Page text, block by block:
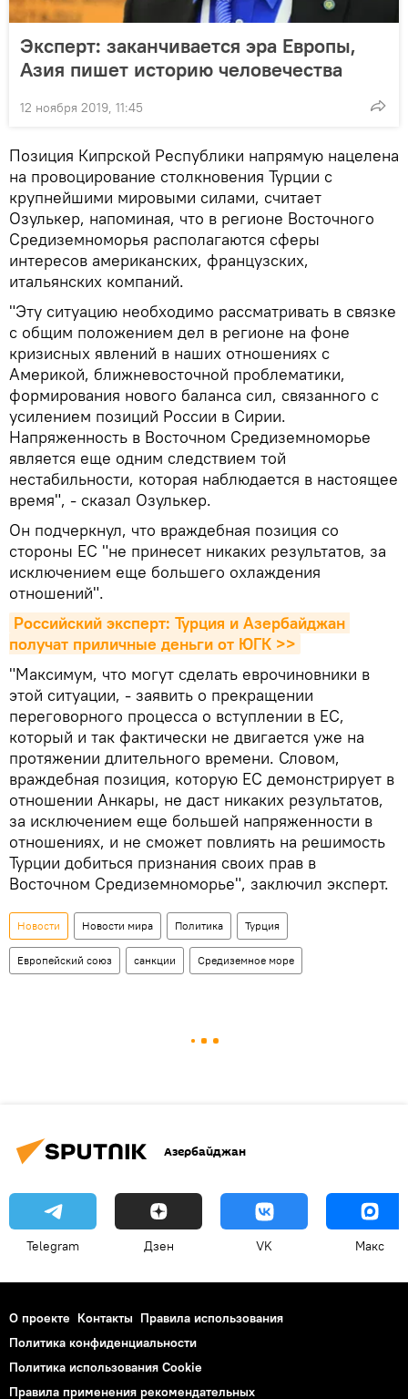
Эксперт: заканчивается эра Европы,
Азия пишет историю человечества
12 ноября 2019, 11:45
Позиция Кипрской Республики напрямую нацелена
на провоцирование столкновения Турции с
крупнейшими мировыми силами, считает
Озулькер, напоминая, что в регионе Восточного
Средиземноморья располагаются сферы
интересов американских, французских,
итальянских компаний.
"Эту ситуацию необходимо рассматривать в связке
с общим положением дел в регионе на фоне
кризисных явлений в наших отношениях с
Америкой, ближневосточной проблематики,
формирования нового баланса сил, связанного с
усилением позиций России в Сирии.
Напряженность в Восточном Средиземноморье
является еще одним следствием той
нестабильности, которая наблюдается в настоящее
время", - сказал Озулькер.
Он подчеркнул, что враждебная позиция со
стороны ЕС "не принесет никаких результатов, за
исключением еще большего охлаждения
отношений".
Российский эксперт: Турция и Азербайджан
получат приличные деньги от ЮГК >>
"Максимум, что могут сделать еврочиновники в
этой ситуации, - заявить о прекращении
переговорного процесса о вступлении в ЕС,
который и так фактически не двигается уже на
протяжении длительного времени. Словом,
враждебная позиция, которую ЕС демонстрирует в
отношении Анкары, не даст никаких результатов,
за исключением еще большей напряженности в
отношениях, и не сможет повлиять на решимость
Турции добиться признания своих прав в
Восточном Средиземноморье", заключил эксперт.
Новости Новости мира Политика Турция
Европейский союз санкции Средиземное море
Азербайджан
Telegram Дзен VK Макс
О проекте Контакты Правила использования
Политика конфиденциальности
Политика использования Cookie
Правила применения рекомендательных